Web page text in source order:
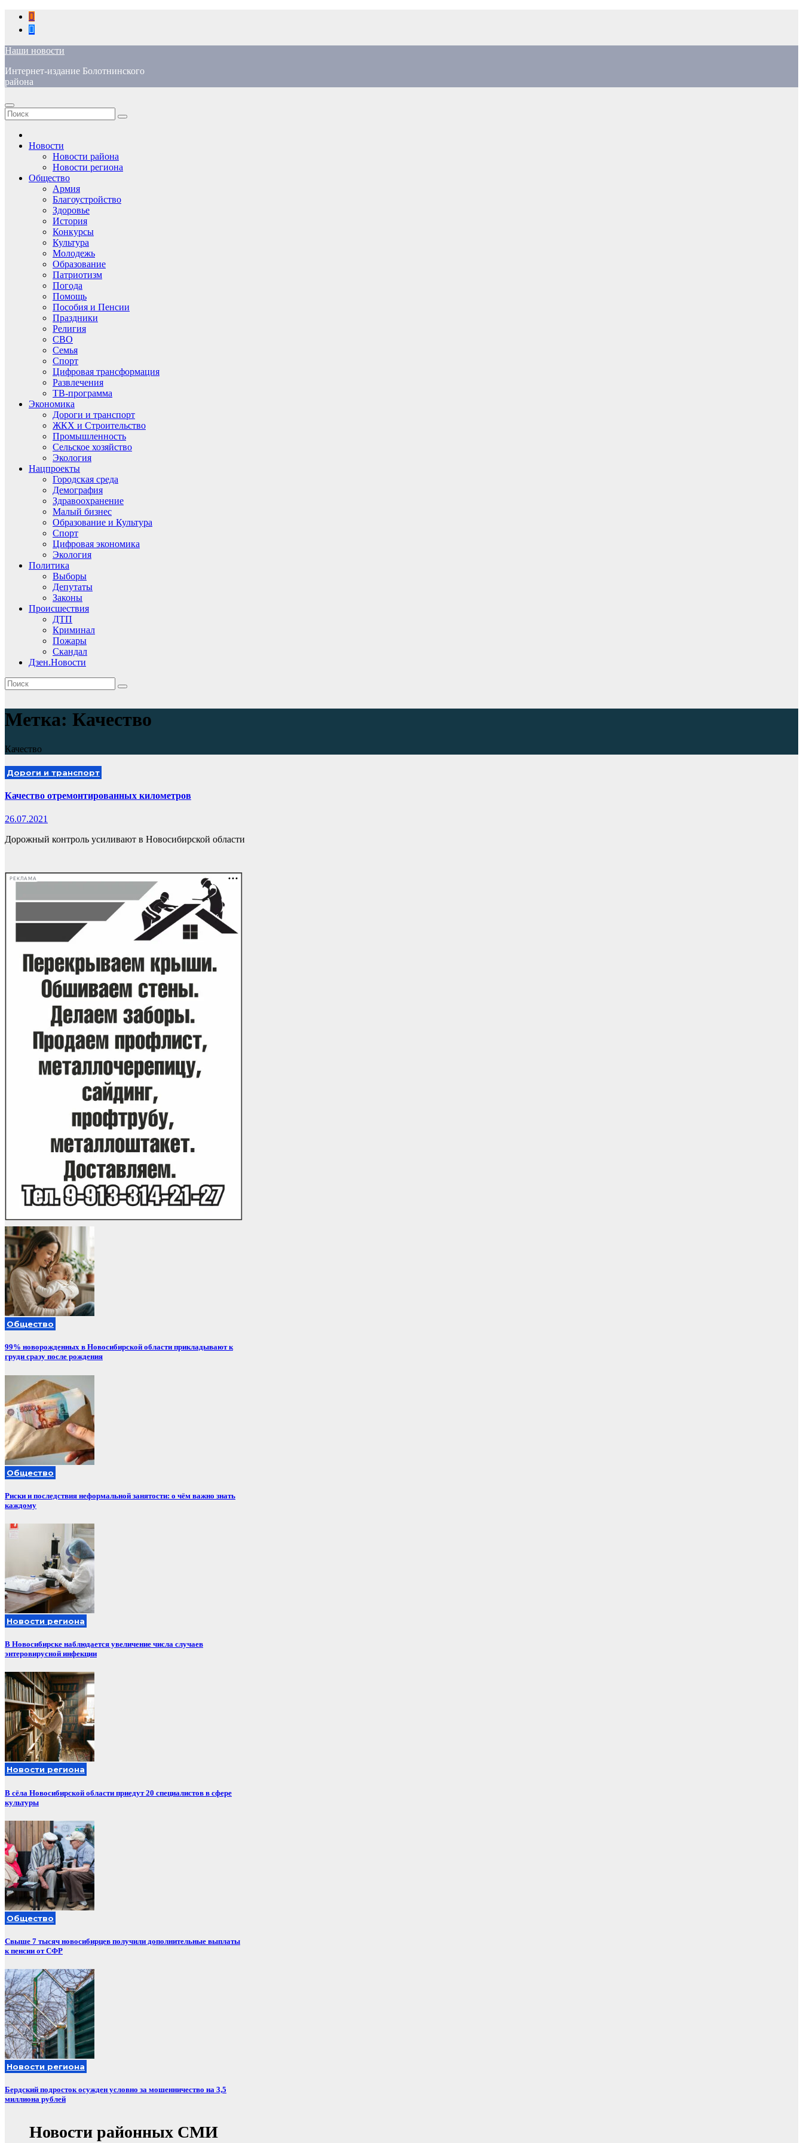
Перейти
содержимому
Наши новости
Интернет-издание Болотнинского
района
Новости
Новости района
Новости региона
Общество
Армия
Благоустройство
Здоровье
История
Конкурсы
Культура
Молодежь
Образование
Патриотизм
Погода
Помощь
Пособия и Пенсии
Праздники
Религия
СВО
Семья
Спорт
Цифровая трансформация
Развлечения
ТВ-программа
Экономика
Дороги и транспорт
ЖКХ и Строительство
Промышленность
Сельское хозяйство
Экология
Нацпроекты
Городская среда
Демография
Здравоохранение
Малый бизнес
Образование и Культура
Спорт
Цифровая экономика
Экология
Политика
Выборы
Депутаты
Законы
Происшествия
ДТП
Криминал
Пожары
Скандал
Дзен.Новости
Метка: Качество
Качество
Дороги и транспорт
Качество отремонтированных километров
26.07.2021
Дорожный контроль усиливают в Новосибирской области
РЕКЛАМА
Общество
99% новорожденных в Новосибирской области прикладывают к
груди сразу после рождения
Общество
Риски и последствия неформальной занятости: о чём важно знать
каждому
Новости региона
В Новосибирске наблюдается увеличение числа случаев
энтеровирусной инфекции
Новости региона
В сёла Новосибирской области приедут 20 специалистов в сфере
культуры
Общество
Свыше 7 тысяч новосибирцев получили дополнительные выплаты
к пенсии от СФР
Новости региона
Бердский подросток осужден условно за мошенничество на 3,5
миллиона рублей